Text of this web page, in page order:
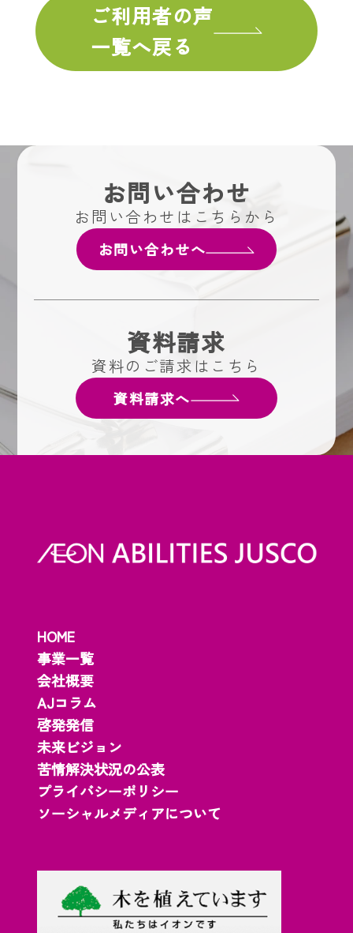
ご利用者の声
一覧へ戻る
お問い合わせ
お問い合わせはこちらから
お問い合わせへ
資料請求
資料のご請求はこちら
資料請求へ
HOME
事業一覧
会社概要
AJコラム
啓発発信
未来ビジョン
苦情解決状況の公表
プライバシーポリシー
ソーシャルメディアについて